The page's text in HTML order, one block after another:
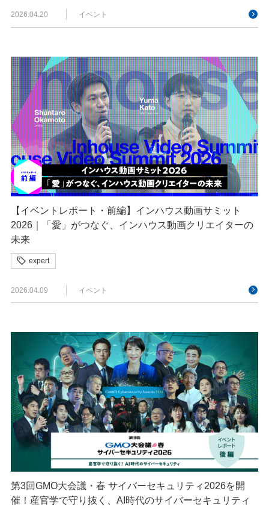
2026.04.20 イベント
【イベントレポート・前編】インハウス動画サミット
2026｜「愛」がつなぐ、インハウス動画クリエイターの
未来
expert
2026.04.09 イベント
第3回GMO大会議・春 サイバーセキュリティ2026を開
催！産官学で守り抜く、AI時代のサイバーセキュリティ